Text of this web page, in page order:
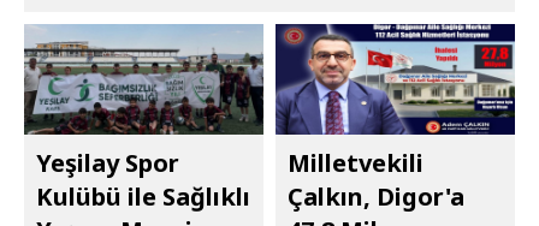
Yeşilay Spor
Kulübü ile Sağlıklı
Milletvekili
Çalkın, Digor'a